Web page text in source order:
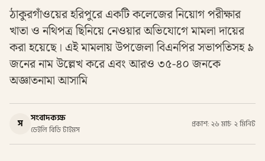
ঠাকুরগাঁওয়ের হরিপুরে একটি কলেজের নিয়োগ পরীক্ষার
খাতা ও নথিপত্র ছিনিয়ে নেওয়ার অভিযোগে মামলা দায়ের
করা হয়েছে। এই মামলায় উপজেলা বিএনপির সভাপতিসহ ৯
জনের নাম উল্লেখ করে এবং আরও ৩৫-৪০ জনকে
অজ্ঞাতনামা আসামি
স সংবাদকক্ষ
ডেইলি বিডি টাইমস
প্রকাশ: ২৬ মার্চ· ২ মিনিট